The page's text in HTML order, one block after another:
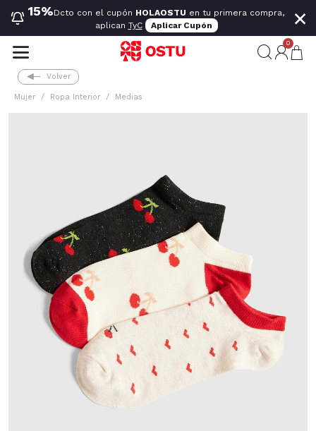
15%Dcto con el cupón HOLAOSTU en tu primera compra,
aplican TyC Aplicar Cupón ×
0
Volver
Mujer Ropa Interior Medias